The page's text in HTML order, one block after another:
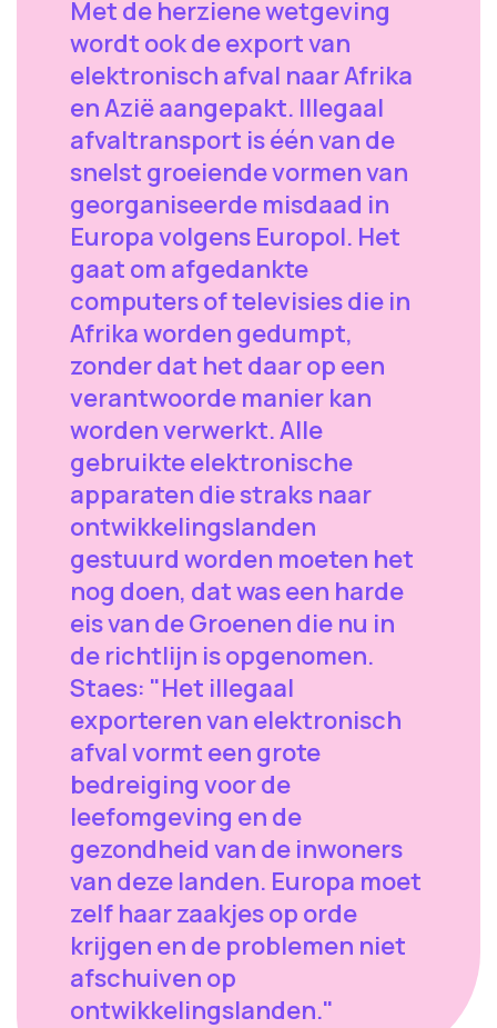
Met de herziene wetgeving
wordt ook de export van
elektronisch afval naar Afrika
en Azië aangepakt. Illegaal
afvaltransport is één van de
snelst groeiende vormen van
georganiseerde misdaad in
Europa volgens Europol. Het
gaat om afgedankte
computers of televisies die in
Afrika worden gedumpt,
zonder dat het daar op een
verantwoorde manier kan
worden verwerkt. Alle
gebruikte elektronische
apparaten die straks naar
ontwikkelingslanden
gestuurd worden moeten het
nog doen, dat was een harde
eis van de Groenen die nu in
de richtlijn is opgenomen.
Staes: "Het illegaal
exporteren van elektronisch
afval vormt een grote
bedreiging voor de
leefomgeving en de
gezondheid van de inwoners
van deze landen. Europa moet
zelf haar zaakjes op orde
krijgen en de problemen niet
afschuiven op
ontwikkelingslanden."